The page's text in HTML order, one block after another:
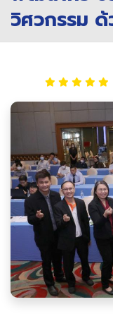
วิศวกรรม ด้